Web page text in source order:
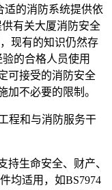
适的消防系统提供依
有关大厦消防安全
现有的知识仍然存
的合格人员使用
可接受的消防安全
加不必要的限制。
程和与消防服务干
持生命安全、财产、
均适用，如BS7974